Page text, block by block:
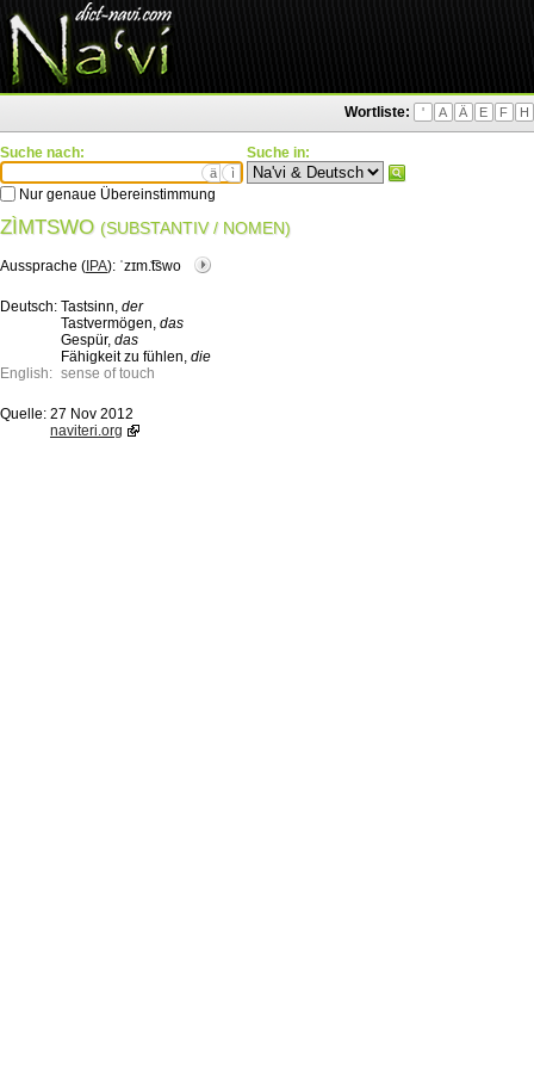
Wortliste: ' A Ä E F H
Suche nach:
ä ì
Nur genaue Übereinstimmung
Suche in:
ZÌMTSWO (SUBSTANTIV / NOMEN)
Aussprache ( IPA): ˈzɪm.͡tswo
Deutsch: Tastsinn, der
Tastvermögen, das
Gespür, das
Fähigkeit zu fühlen, die
English: sense of touch
Quelle: 27 Nov 2012
naviteri.org